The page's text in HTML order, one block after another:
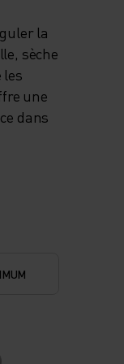
la
sèche
les
une
dans